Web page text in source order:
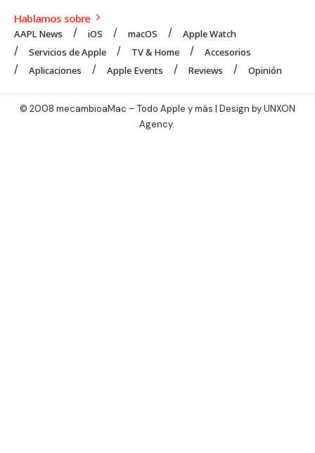
Hablamos sobre
AAPL News iOS macOS
Apple Watch
Servicios de Apple
TV & Home
Accesorios
Aplicaciones
Apple Events Reviews Opinión
© 2008 mecambioaMac – Todo Apple y más | Design byUNXON
Agency.